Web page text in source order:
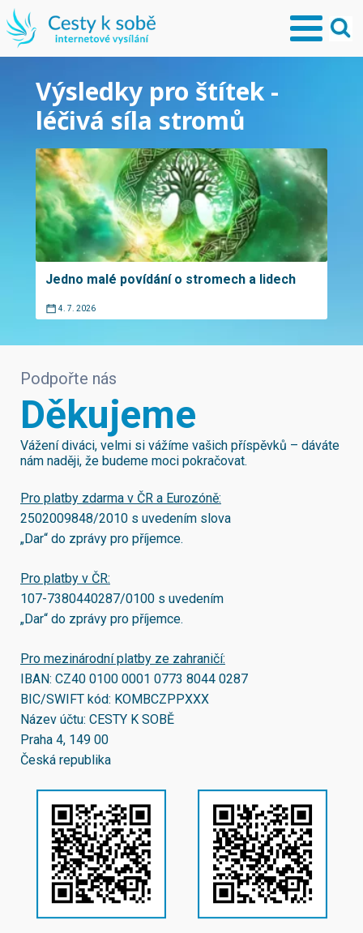
Výsledky pro štítek -
léčivá síla stromů
Jedno malé povídání o stromech a lidech
4. 7. 2026
Podpořte nás
Děkujeme
Vážení diváci, velmi si vážíme vašich příspěvků – dáváte
nám naději, že budeme moci pokračovat.
Pro platby zdarma v ČR a Eurozóně:
2502009848/2010 s uvedením slova
„Dar“ do zprávy pro příjemce.
Pro platby v ČR:
107-7380440287/0100 s uvedením
„Dar“ do zprávy pro příjemce.
Pro mezinárodní platby ze zahraničí:
IBAN: CZ40 0100 0001 0773 8044 0287
BIC/SWIFT kód: KOMBCZPPXXX
Název účtu: CESTY K SOBĚ
Praha 4, 149 00
Česká republika